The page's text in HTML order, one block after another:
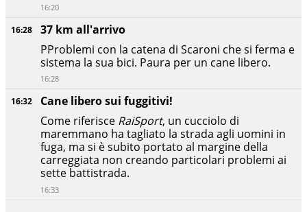
16:32
Cane libero sui fuggitivi!
Come riferisce RaiSport, un cucciolo di
maremmano ha tagliato la strada agli uomini in
fuga, ma si è subito portato al margine della
carreggiata non creando particolari problemi ai
sette battistrada.
16:33
16:28
37 km all'arrivo
PProblemi con la catena di Scaroni che si ferma e
sistema la sua bici. Paura per un cane libero.
16:28
16:20